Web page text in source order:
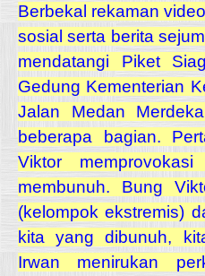
Berbekal rekaman
sosial serta berita
mendatangi Piket
Gedung Kementerian
Jalan Medan
beberapa bagian.
Viktor
membunuh. Bung
(kelompok ekstremis)
kita yang dibunuh,
Irwan menirukan